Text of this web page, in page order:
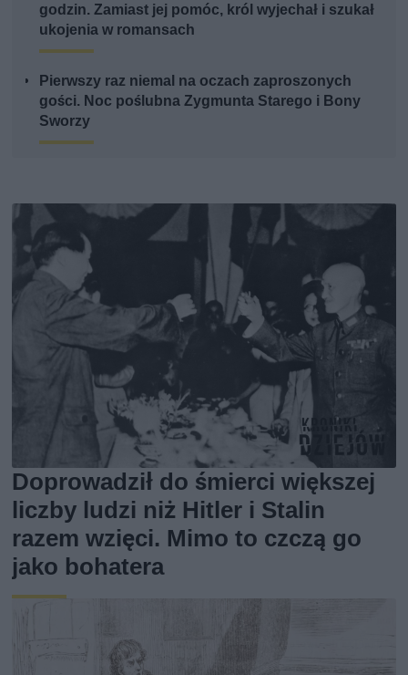
godzin. Zamiast jej pomóc, król wyjechał i szukał
ukojenia w romansach
Pierwszy raz niemal na oczach zaproszonych
gości. Noc poślubna Zygmunta Starego i Bony
Sworzy
Doprowadził do śmierci większej
liczby ludzi niż Hitler i Stalin
razem wzięci. Mimo to czczą go
jako bohatera